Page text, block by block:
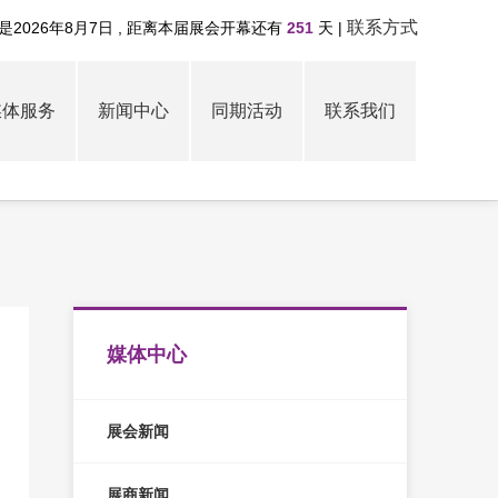
2026年8月7日 , 距离本届展会开幕还有 251 天 | 联系方式
服务 新闻中心 同期活动 联系我们
媒体中心
展会新闻